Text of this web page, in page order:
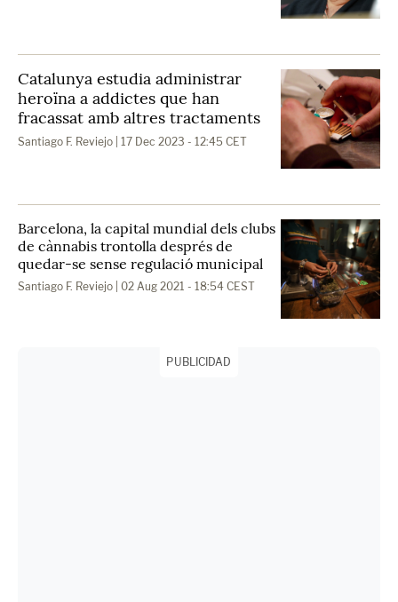
Catalunya estudia administrar
heroïna a addictes que han
fracassat amb altres tractaments
Santiago F. Reviejo | 17 Dec 2023 - 12:45 CET
Barcelona, la capital mundial dels clubs
de cànnabis trontolla després de
quedar-se sense regulació municipal
Santiago F. Reviejo | 02 Aug 2021 - 18:54 CEST
PUBLICIDAD